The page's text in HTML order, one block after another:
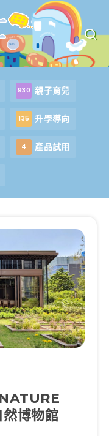
930 親子育兒
135 升學導向
4 產品試用
博物館